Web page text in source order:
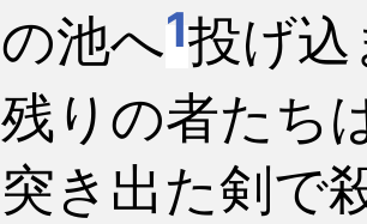
の池へ1投げ
残りの者たち
突き出た剣で